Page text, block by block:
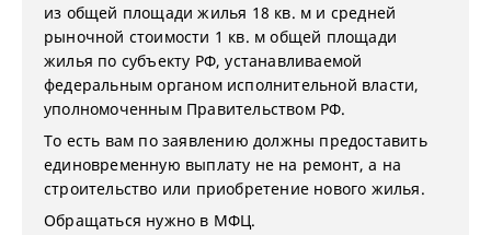
из общей площади жилья 18 кв. м и средней
рыночной стоимости 1 кв. м общей площади
жилья по субъекту РФ, устанавливаемой
федеральным органом исполнительной власти,
уполномоченным Правительством РФ.
То есть вам по заявлению должны предоставить
единовременную выплату не на ремонт, а на
строительство или приобретение нового жилья.
Обращаться нужно в МФЦ.